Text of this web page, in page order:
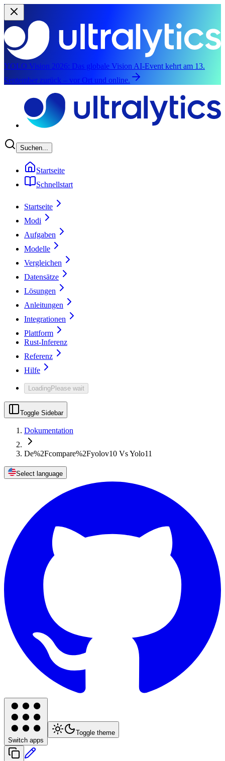
YOLO Vision 2026: Das globale Vision AI-Event kehrt am 13.
September zurück – vor Ort und online.
Suchen...
Startseite
Schnellstart
Startseite
Modi
Aufgaben
Modelle
Vergleichen
Datensätze
Lösungen
Anleitungen
Integrationen
Plattform
Rust-Inferenz
Referenz
Hilfe
LoadingPlease wait
Toggle Sidebar
Dokumentation
De%2Fcompare%2Fyolov10 Vs Yolo11
Select language
Switch apps
Toggle theme